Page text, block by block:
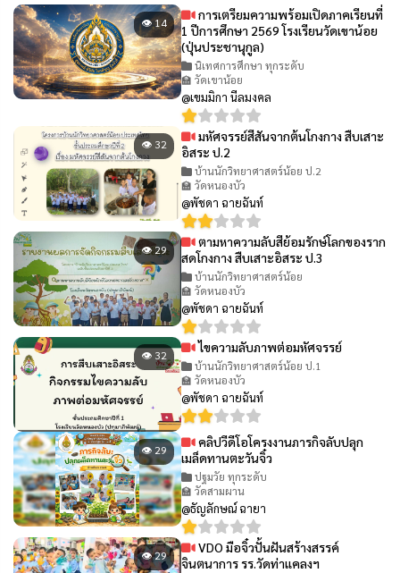
👁 14
การเตรียมความพร้อมเปิดภาคเรียนที่
1 ปีการศึกษา 2569 โรงเรียนวัดเขาน้อย
(ปุ่นประชานุกูล)
นิเทศการศึกษา ทุกระดับ
🏫 วัดเขาน้อย
@เขมมิกา นีลมงคล
👁 32
มหัศจรรย์สีสันจากต้นโกงกาง สืบเสาะ
อิสระ ป.2
บ้านนักวิทยาศาสตร์น้อย ป.2
🏫 วัดหนองบัว
@พัชดา ฉายฉันท์
👁 29
ตามหาความลับสีย้อมรักษ์โลกของราก
สดโกงกาง สืบเสาะอิสระ ป.3
บ้านนักวิทยาศาสตร์น้อย
🏫 วัดหนองบัว
@พัชดา ฉายฉันท์
👁 32 ไขความลับภาพต่อมหัศจรรย์
บ้านนักวิทยาศาสตร์น้อย ป.1
🏫 วัดหนองบัว
@พัชดา ฉายฉันท์
👁 29
คลิปวีดีโอโครงงานภารกิจลับปลุก
เมล็ดทานตะวันจิ๋ว
ปฐมวัย ทุกระดับ
🏫 วัดสามผาน
@ธัญลักษณ์ ฉายา
👁 29
VDO มือจิ๋วปั้นฝันสร้างสรรค์
จินตนาการ รร.วัดท่าแคลงฯ